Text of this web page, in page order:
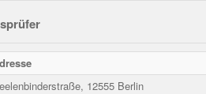
12555 Berlin